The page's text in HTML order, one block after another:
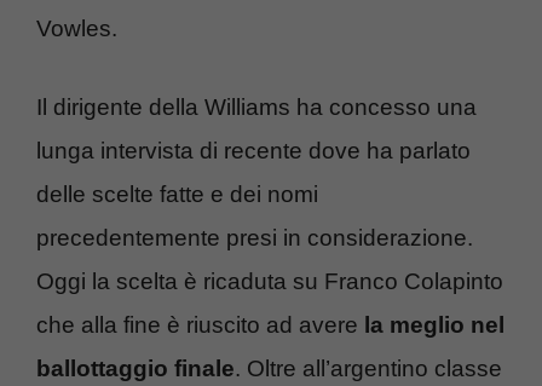
Vowles.
Il dirigente della Williams ha concesso una
lunga intervista di recente dove ha parlato
delle scelte fatte e dei nomi
precedentemente presi in considerazione.
Oggi la scelta è ricaduta su Franco Colapinto
che alla fine è riuscito ad avere la meglio nel
ballottaggio finale. Oltre all’argentino classe